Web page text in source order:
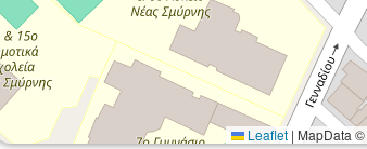
Leaflet | MapData ©